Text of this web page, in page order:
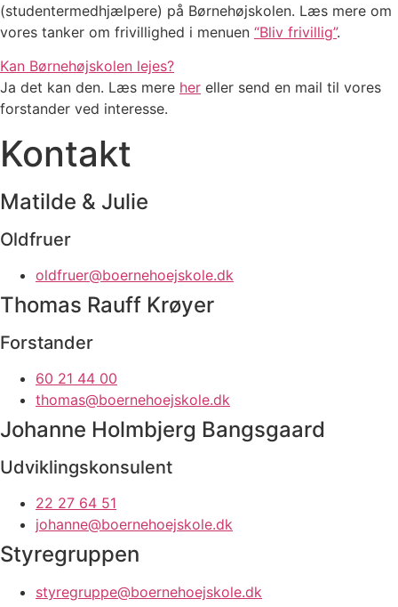
(studentermedhjælpere) på Børnehøjskolen. Læs mere om
vores tanker om frivillighed i menuen “Bliv frivillig”.
Kan Børnehøjskolen lejes?
Ja det kan den. Læs mere her eller send en mail til vores
forstander ved interesse.
Kontakt
Matilde & Julie
Oldfruer
oldfruer@boernehoejskole.dk
Thomas Rauff Krøyer
Forstander
60 21 44 00
thomas@boernehoejskole.dk
Johanne Holmbjerg Bangsgaard
Udviklingskonsulent
22 27 64 51
johanne@boernehoejskole.dk
Styregruppen
styregruppe@boernehoejskole.dk